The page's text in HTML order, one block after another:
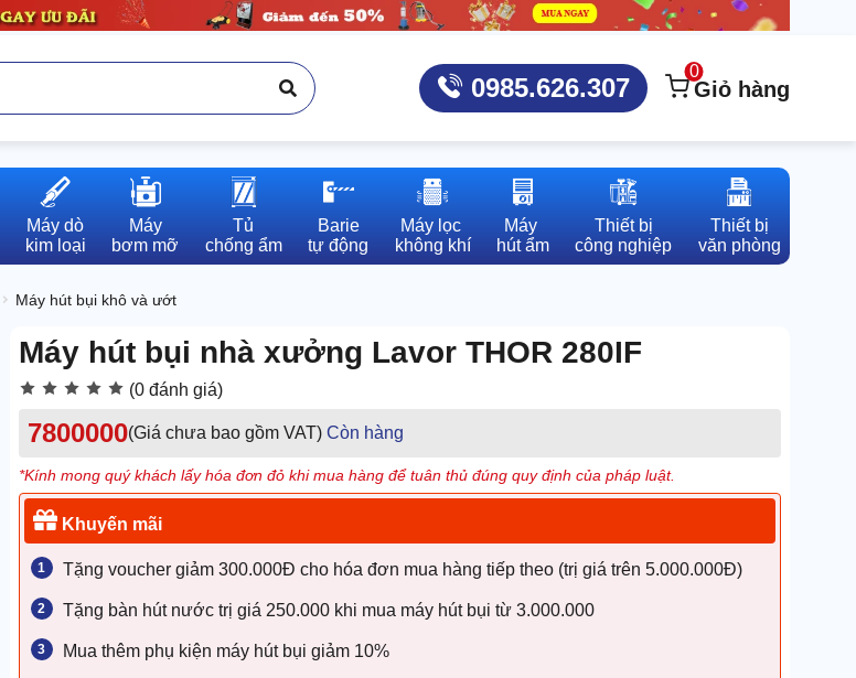
0985.626.307
0
Giỏ hàng
Máy dò
kim loại
Máy
bơm mỡ
Tủ
chống ẩm
Barie
tự động
Máy lọc
không khí
Máy
hút ẩm
Thiết bị
công nghiệp
Thiết bị
văn phòng
Máy hút bụi khô và ướt
Máy hút bụi nhà xưởng Lavor THOR 280IF
(0 đánh giá)
7800000(Giá chưa bao gồm VAT) Còn hàng
*Kính mong quý khách lấy hóa đơn đỏ khi mua hàng để tuân thủ đúng quy định của pháp luật.
Khuyến mãi
Tặng voucher giảm 300.000Đ cho hóa đơn mua hàng tiếp theo (trị giá trên 5.000.000Đ)
Tặng bàn hút nước trị giá 250.000 khi mua máy hút bụi từ 3.000.000
Mua thêm phụ kiện máy hút bụi giảm 10%